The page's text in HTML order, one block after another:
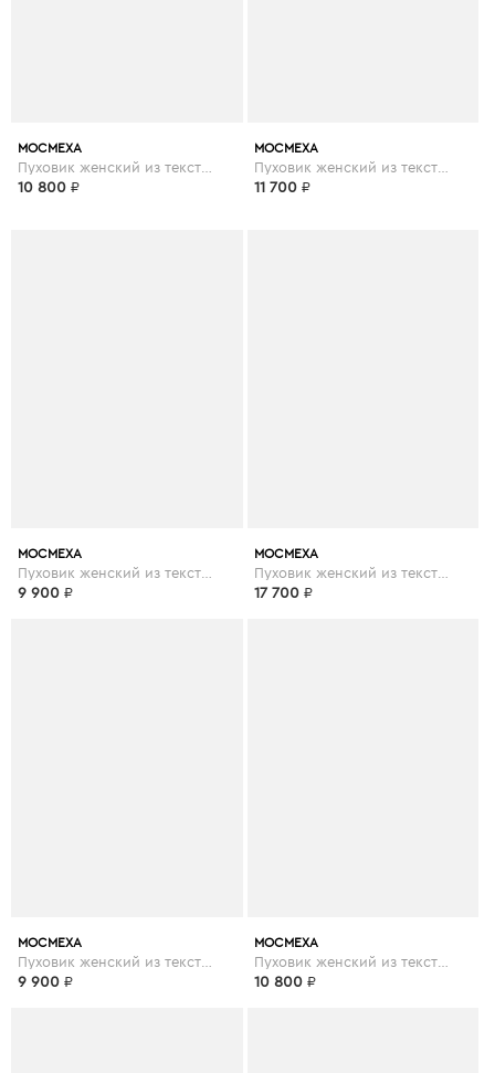
МОСМЕХА
10 800 ₽
МОСМЕХА
Пуховик женский из текстиля с капюшоном, отделка норка
11 700 ₽
МОСМЕХА
9 900 ₽
МОСМЕХА
Пуховик женский из текстиля с капюшоном
17 700 ₽
МОСМЕХА
9 900 ₽
МОСМЕХА
Пуховик женский из текстиля с воротником
10 800 ₽